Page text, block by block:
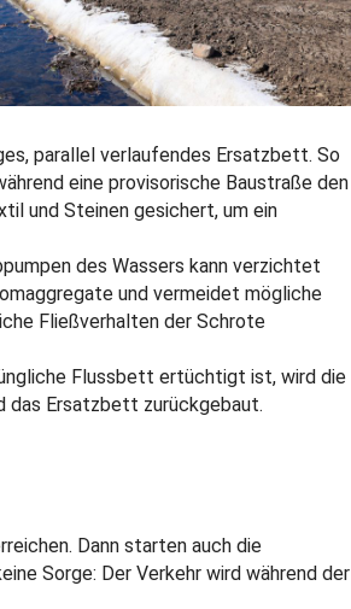
parallel verlaufendes Ersatzbett. So
eine provisorische Baustraße den
und Steinen gesichert, um ein
des Wassers kann verzichtet
und vermeidet mögliche
Fließverhalten der Schrote
Flussbett ertüchtigt ist, wird die
das Ersatzbett zurückgebaut.
Dann starten auch die
Sorge: Der Verkehr wird während der